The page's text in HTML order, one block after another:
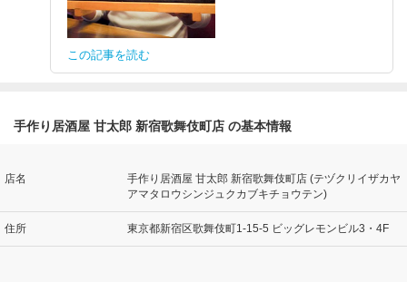
この記事を読む
手作り居酒屋 甘太郎 新宿歌舞伎町店 の基本情報
店名
手作り居酒屋 甘太郎 新宿歌舞伎町店 (テヅクリイザカヤ
アマタロウシンジュクカブキチョウテン)
住所 東京都新宿区歌舞伎町1-15-5 ビッグレモンビル3・4F